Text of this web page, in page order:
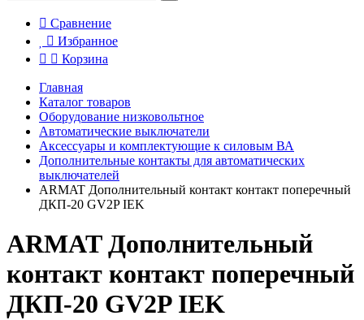
Сравнение
Избранное
Корзина
Главная
Каталог товаров
Оборудование низковольтное
Автоматические выключатели
Аксессуары и комплектующие к силовым ВА
Дополнительные контакты для автоматических
выключателей
ARMAT Дополнительный контакт контакт поперечный
ДКП-20 GV2P IEK
ARMAT Дополнительный
контакт контакт поперечный
ДКП-20 GV2P IEK